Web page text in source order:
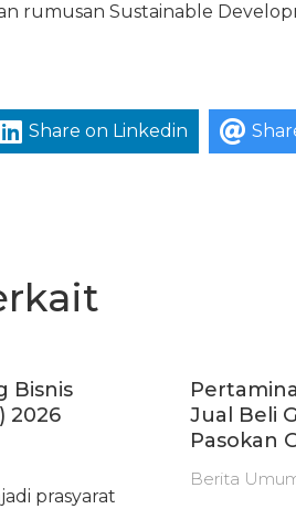
rumusan Sustainable
Share on Linkedin
Bisnis
2026
prasyarat
Jual Beli
Pasokan
Berita